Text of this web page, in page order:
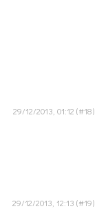
29/12/2013, 01:12
29/12/2013, 12:13